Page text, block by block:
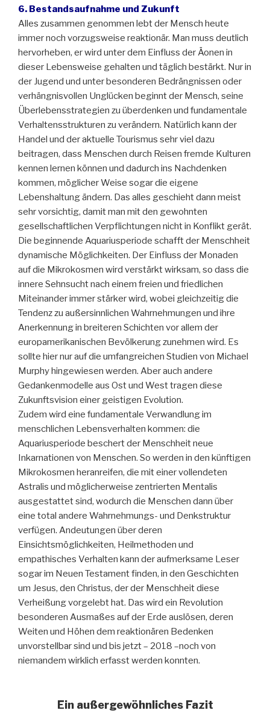
6. Bestandsaufnahme und Zukunft
Alles zusammen genommen lebt der Mensch heute
immer noch vorzugsweise reaktionär. Man muss deutlich
hervorheben, er wird unter dem Einfluss der Äonen in
dieser Lebensweise gehalten und täglich bestärkt. Nur in
der Jugend und unter besonderen Bedrängnissen oder
verhängnisvollen Unglücken beginnt der Mensch, seine
Überlebensstrategien zu überdenken und fundamentale
Verhaltensstrukturen zu verändern. Natürlich kann der
Handel und der aktuelle Tourismus sehr viel dazu
beitragen, dass Menschen durch Reisen fremde Kulturen
kennen lernen können und dadurch ins Nachdenken
kommen, möglicher Weise sogar die eigene
Lebenshaltung ändern. Das alles geschieht dann meist
sehr vorsichtig, damit man mit den gewohnten
gesellschaftlichen Verpflichtungen nicht in Konflikt gerät.
Die beginnende Aquariusperiode schafft der Menschheit
dynamische Möglichkeiten. Der Einfluss der Monaden
auf die Mikrokosmen wird verstärkt wirksam, so dass die
innere Sehnsucht nach einem freien und friedlichen
Miteinander immer stärker wird, wobei gleichzeitig die
Tendenz zu außersinnlichen Wahrnehmungen und ihre
Anerkennung in breiteren Schichten vor allem der
europamerikanischen Bevölkerung zunehmen wird. Es
sollte hier nur auf die umfangreichen Studien von Michael
Murphy hingewiesen werden. Aber auch andere
Gedankenmodelle aus Ost und West tragen diese
Zukunftsvision einer geistigen Evolution.
Zudem wird eine fundamentale Verwandlung im
menschlichen Lebensverhalten kommen: die
Aquariusperiode beschert der Menschheit neue
Inkarnationen von Menschen. So werden in den künftigen
Mikrokosmen heranreifen, die mit einer vollendeten
Astralis und möglicherweise zentrierten Mentalis
ausgestattet sind, wodurch die Menschen dann über
eine total andere Wahrnehmungs- und Denkstruktur
verfügen. Andeutungen über deren
Einsichtsmöglichkeiten, Heilmethoden und
empathisches Verhalten kann der aufmerksame Leser
sogar im Neuen Testament finden, in den Geschichten
um Jesus, den Christus, der der Menschheit diese
Verheißung vorgelebt hat. Das wird ein Revolution
besonderen Ausmaßes auf der Erde auslösen, deren
Weiten und Höhen dem reaktionären Bedenken
unvorstellbar sind und bis jetzt – 2018 –noch von
niemandem wirklich erfasst werden konnten.
Ein außergewöhnliches Fazit